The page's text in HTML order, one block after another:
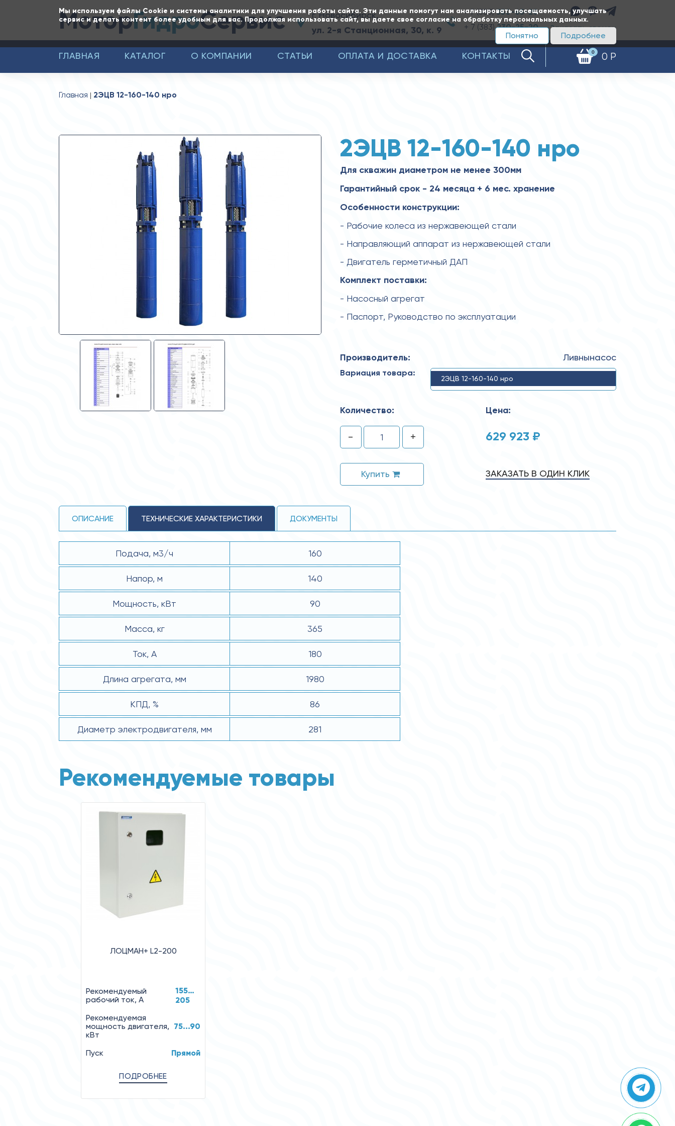
Мы используем файлы Cookie и системы аналитики для улучшения работы сайта. Эти данные помогут нам анализировать посещаемость, улучшать
сервис и делать контент более удобным для вас. Продолжая использовать сайт, вы даете свое согласие на обработку персональных данных.
Подробнее
Понятно
МоторГидроСервис г. Новосибирск,
ул. 2-я Станционная, 30, к. 9
+ 7 (383)350-65-20
+ 7 (383)230-25-20 Заказать звонок
0 0 Р
ГЛАВНАЯ КАТАЛОГ О КОМПАНИИ СТАТЬИ ОПЛАТА И ДОСТАВКА КОНТАКТЫ
Главная 2ЭЦВ 12-160-140 нро
2ЭЦВ 12-160-140 нро
Для скважин диаметром не менее 300мм
Гарантийный срок - 24 месяца + 6 мес. хранение
Особенности конструкции:
- Рабочие колеса из нержавеющей стали
- Направляющий аппарат из нержавеющей стали
- Двигатель герметичный ДАП
Комплект поставки:
- Насосный агрегат
- Паспорт, Руководство по эксплуатации
Производитель: Ливнынасос
Вариация товара:
2ЭЦВ 12-160-140 нро
Количество:
- +
Купить
Цена:
629 923 ₽
ЗАКАЗАТЬ В ОДИН КЛИК
ОПИСАНИЕ ТЕХНИЧЕСКИЕ ХАРАКТЕРИСТИКИ ДОКУМЕНТЫ
Подача, м3/ч 160
Напор, м 140
Мощность, кВт 90
Масса, кг 365
Ток, А 180
Длина агрегата, мм 1980
КПД, % 86
Диаметр электродвигателя, мм 281
Рекомендуемые товары
ЛОЦМАН+ L2-200
Рекомендуемый
рабочий ток, А
155…
205
Рекомендуемая
мощность двигателя,
кВт
75...90
Пуск Прямой
ПОДРОБНЕЕ